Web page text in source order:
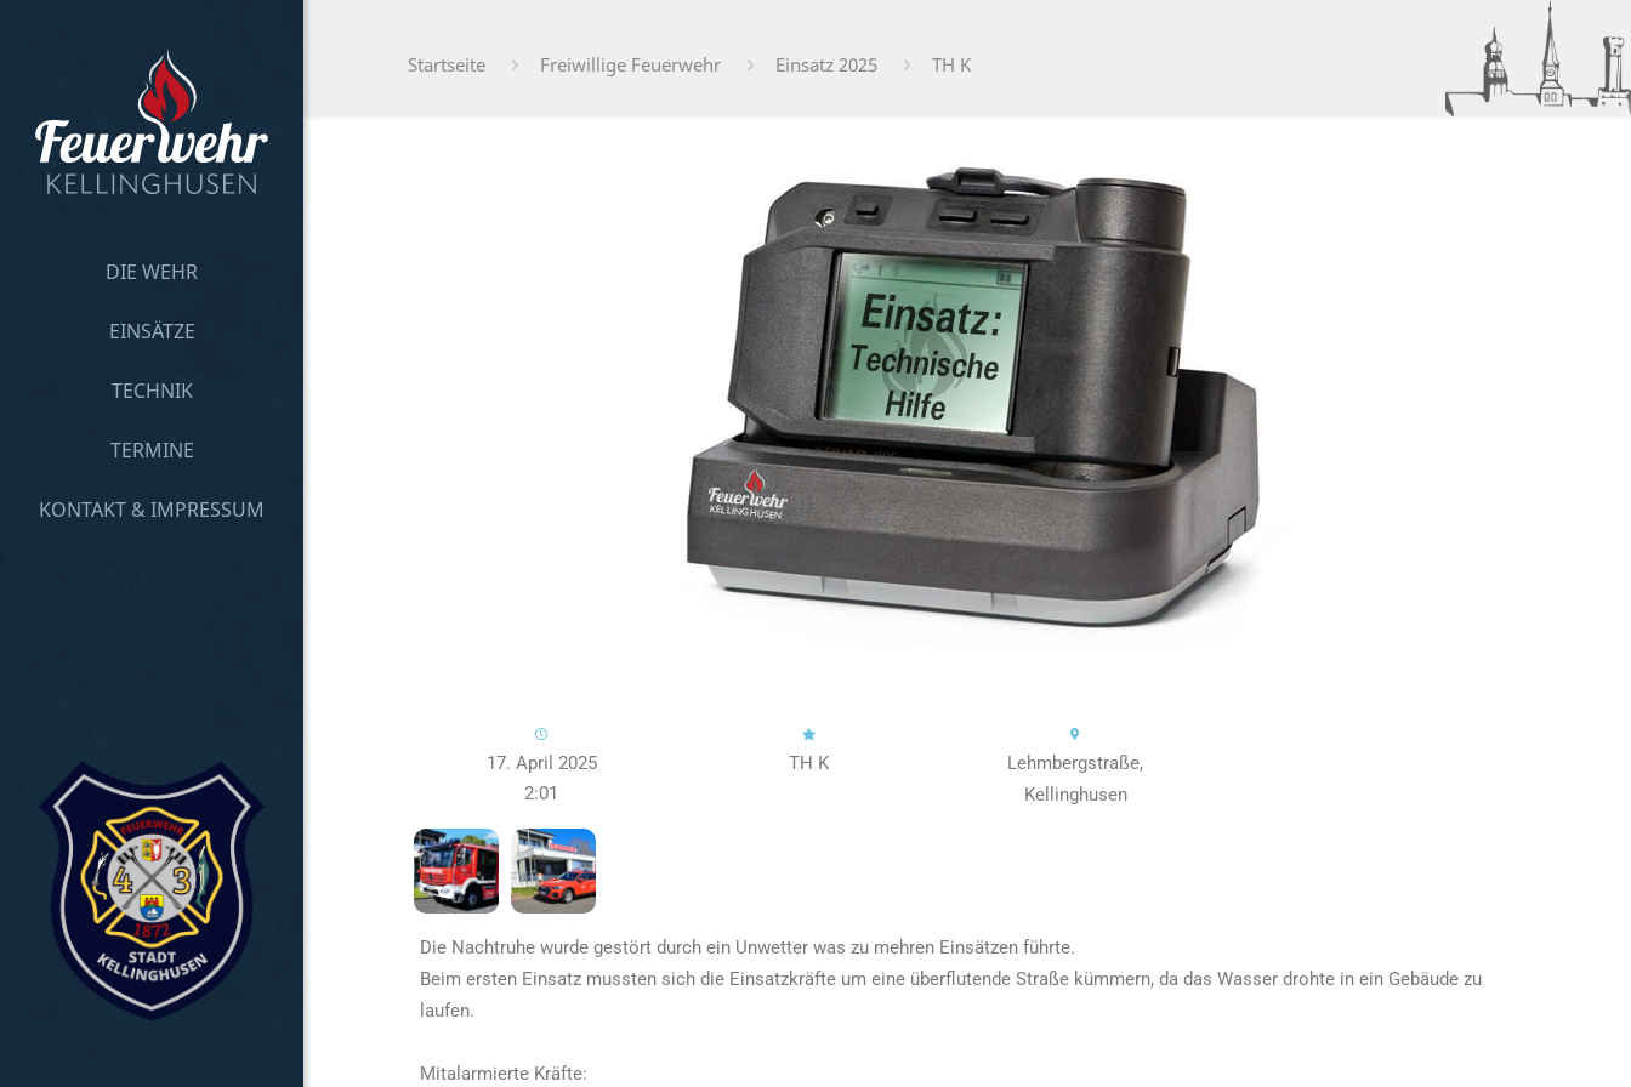
DIE WEHR
EINSÄTZE
TECHNIK
TERMINE
KONTAKT & IMPRESSUM
Startseite Freiwillige Feuerwehr Einsatz 2025 TH K
17. April 2025
2:01
TH K
Lehmbergstraße,
Kellinghusen
Die Nachtruhe wurde gestört durch ein Unwetter was zu mehren Einsätzen führte.
Beim ersten Einsatz mussten sich die Einsatzkräfte um eine überflutende Straße kümmern, da das Wasser drohte in ein Gebäude zu
laufen.
Mitalarmierte Kräfte: